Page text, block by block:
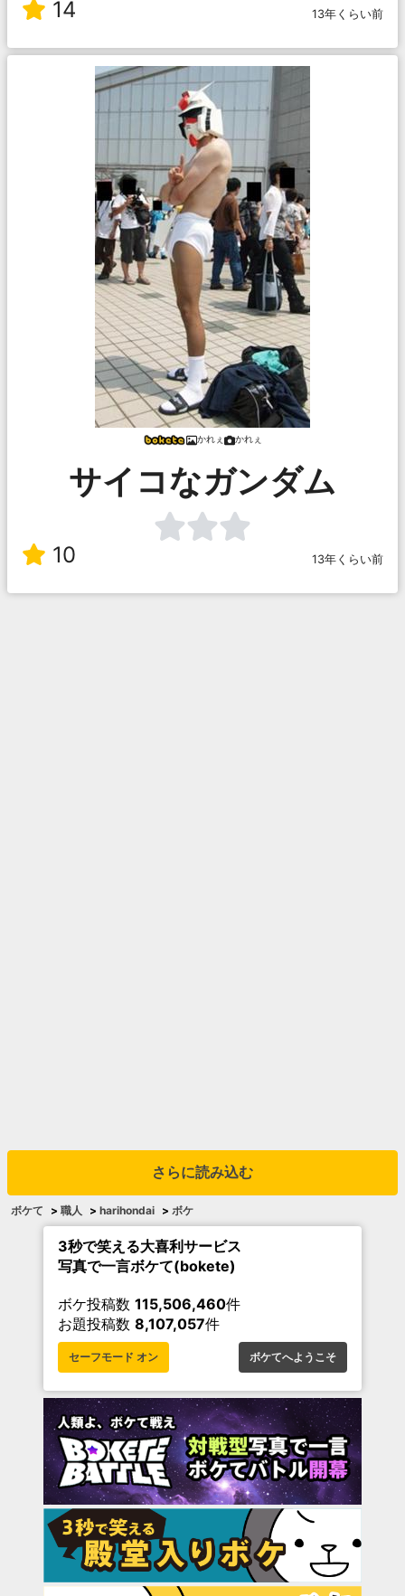
14 13年くらい前
かれぇ かれぇ
サイコなガンダム
10 13年くらい前
さらに読み込む
ボケて > 職人 > harihondai > ボケ
3秒で笑える大喜利サービス
写真で一言ボケて(bokete)
ボケ投稿数 115,506,460件
お題投稿数 8,107,057件
セーフモード オン ボケてへようこそ